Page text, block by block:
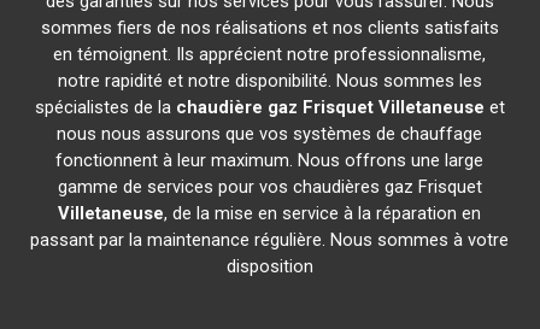
sommes fiers de nos réalisations et nos clients satisfaits
en témoignent. Ils apprécient notre professionnalisme,
notre rapidité et notre disponibilité. Nous sommes les
spécialistes de la chaudière gaz Frisquet Villetaneuse et
nous nous assurons que vos systèmes de chauffage
fonctionnent à leur maximum. Nous offrons une large
gamme de services pour vos chaudières gaz Frisquet
Villetaneuse, de la mise en service à la réparation en
passant par la maintenance régulière. Nous sommes à votre
disposition